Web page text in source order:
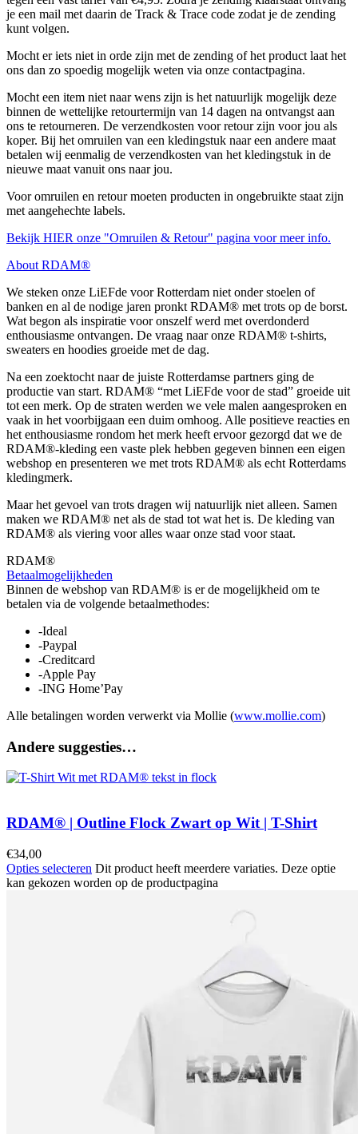
je een mail met daarin de Track & Trace code zodat je de zending
kunt volgen.
Mocht er iets niet in orde zijn met de zending of het product laat het
ons dan zo spoedig mogelijk weten via onze contactpagina.
Mocht een item niet naar wens zijn is het natuurlijk mogelijk deze
binnen de wettelijke retourtermijn van 14 dagen na ontvangst aan
ons te retourneren. De verzendkosten voor retour zijn voor jou als
koper. Bij het omruilen van een kledingstuk naar een andere maat
betalen wij eenmalig de verzendkosten van het kledingstuk in de
nieuwe maat vanuit ons naar jou.
Voor omruilen en retour moeten producten in ongebruikte staat zijn
met aangehechte labels.
Bekijk HIER onze "Omruilen & Retour" pagina voor meer info.
About RDAM®
We steken onze LiEFde voor Rotterdam niet onder stoelen of
banken en al de nodige jaren pronkt RDAM® met trots op de borst.
Wat begon als inspiratie voor onszelf werd met overdonderd
enthousiasme ontvangen. De vraag naar onze RDAM® t-shirts,
sweaters en hoodies groeide met de dag.
Na een zoektocht naar de juiste Rotterdamse partners ging de
productie van start. RDAM® “met LiEFde voor de stad” groeide uit
tot een merk. Op de straten werden we vele malen aangesproken en
vaak in het voorbijgaan een duim omhoog. Alle positieve reacties en
het enthousiasme rondom het merk heeft ervoor gezorgd dat we de
RDAM®-kleding een vaste plek hebben gegeven binnen een eigen
webshop en presenteren we met trots RDAM® als echt Rotterdams
kledingmerk.
Maar het gevoel van trots dragen wij natuurlijk niet alleen. Samen
maken we RDAM® net als de stad tot wat het is. De kleding van
RDAM® als viering voor alles waar onze stad voor staat.
RDAM®
Betaalmogelijkheden
Binnen de webshop van RDAM® is er de mogelijkheid om te
betalen via de volgende betaalmethodes:
-Ideal
-Paypal
-Creditcard
-Apple Pay
-ING Home’Pay
Alle betalingen worden verwerkt via Mollie (www.mollie.com)
Andere suggesties…
RDAM® | Outline Flock Zwart op Wit | T-Shirt
€34,00
Opties selecteren Dit product heeft meerdere variaties. Deze optie
kan gekozen worden op de productpagina